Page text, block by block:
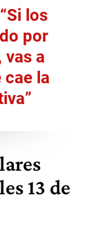
los
por
vas a
cae la
13 de